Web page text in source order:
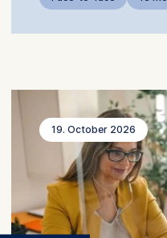
19. October 2026